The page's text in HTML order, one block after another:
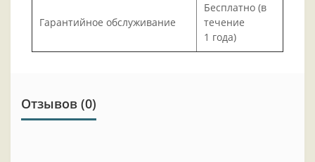
Гарантийное обслуживание
Бесплатно (в
течение
1 года)
Отзывов (0)